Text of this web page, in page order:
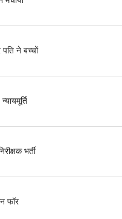
पति ने बच्चों
भर्ती
फॉर